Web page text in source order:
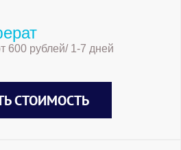
600 рублей/ 1-7 дней
СТОИМОСТЬ